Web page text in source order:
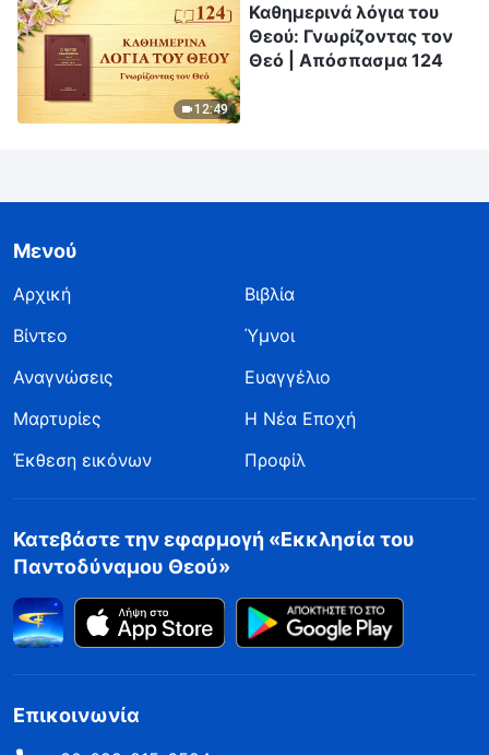
12:49
Καθημερινά λόγια του
Θεού: Γνωρίζοντας τον
Θεό | Απόσπασμα 124
Μενού
Αρχική
Βιβλία
Βίντεο
Ύμνοι
Αναγνώσεις
Ευαγγέλιο
Μαρτυρίες
Η Νέα Εποχή
Έκθεση εικόνων
Προφίλ
Κατεβάστε την εφαρμογή «Εκκλησία του
Παντοδύναμου Θεού»
Επικοινωνία